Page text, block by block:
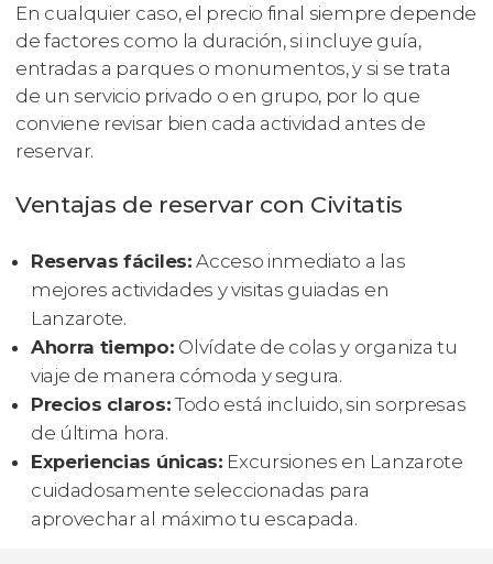
En cualquier caso, el precio final siempre depende
de factores como la duración, si incluye guía,
entradas a parques o monumentos, y si se trata
de un servicio privado o en grupo, por lo que
conviene revisar bien cada actividad antes de
reservar.
Ventajas de reservar con Civitatis
Reservas fáciles: Acceso inmediato a las
mejores actividades y visitas guiadas en
Lanzarote.
Ahorra tiempo: Olvídate de colas y organiza tu
viaje de manera cómoda y segura.
Precios claros:Todo está incluido, sin sorpresas
de última hora.
Experiencias únicas: Excursiones en Lanzarote
cuidadosamente seleccionadas para
aprovechar al máximo tu escapada.